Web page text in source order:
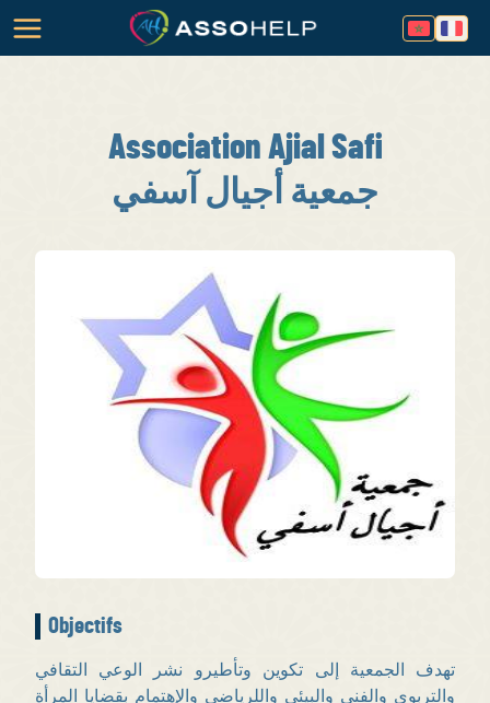
Association Ajial Safi
جمعية أجيال آسفي
Objectifs
تهدف الجمعية إلى تكوين وتأطيرو نشر الوعي التقافي
والتربوي والفني والبيئي واللرياضي والإهتمام بقضايا المرأة